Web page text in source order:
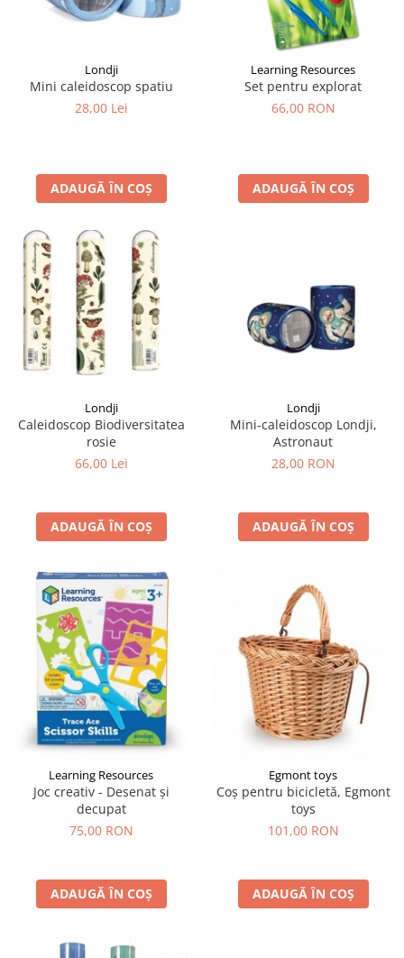
Londji
Mini caleidoscop spatiu
28,00 Lei
ADAUGĂ ÎN COȘ
Learning Resources
Set pentru explorat
66,00 RON
ADAUGĂ ÎN COȘ
Londji
Caleidoscop Biodiversitatea
rosie
66,00 Lei
ADAUGĂ ÎN COȘ
Londji
Mini-caleidoscop Londji,
Astronaut
28,00 RON
ADAUGĂ ÎN COȘ
Learning Resources
Joc creativ - Desenat și
decupat
75,00 RON
ADAUGĂ ÎN COȘ
Egmont toys
Coș pentru bicicletă, Egmont
toys
101,00 RON
ADAUGĂ ÎN COȘ